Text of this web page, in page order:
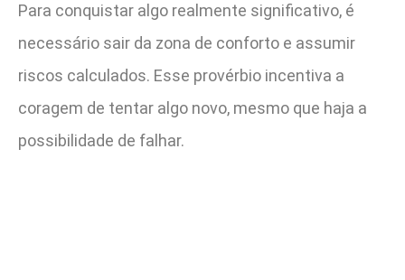
Para conquistar algo realmente significativo, é
necessário sair da zona de conforto e assumir
riscos calculados. Esse provérbio incentiva a
coragem de tentar algo novo, mesmo que haja a
possibilidade de falhar.